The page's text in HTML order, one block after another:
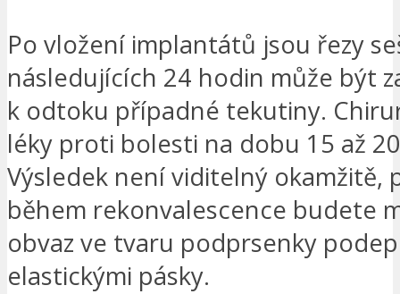
Po vložení implantátů jsou řezy
následujících 24 hodin může být
k odtoku případné tekutiny.
léky proti bolesti na dobu 15 až
Výsledek není viditelný okamžitě,
během rekonvalescence budete
obvaz ve tvaru podprsenky
elastickými pásky.